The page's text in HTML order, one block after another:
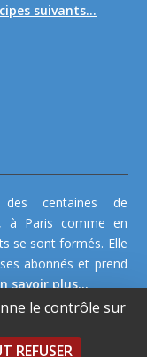
suivants...
centaines de
à Paris comme en
se sont formés. Elle
abonnés et prend
savoir plus...
le contrôle sur
REFUSER